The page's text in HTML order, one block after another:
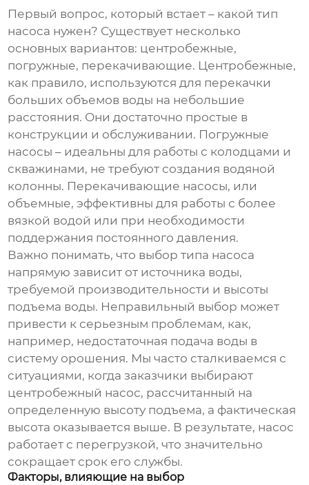
Первый вопрос, который встает – какой тип
насоса нужен? Существует несколько
основных вариантов: центробежные,
погружные, перекачивающие. Центробежные,
как правило, используются для перекачки
больших объемов воды на небольшие
расстояния. Они достаточно простые в
конструкции и обслуживании. Погружные
насосы – идеальны для работы с колодцами и
скважинами, не требуют создания водяной
колонны. Перекачивающие насосы, или
объемные, эффективны для работы с более
вязкой водой или при необходимости
поддержания постоянного давления.
Важно понимать, что выбор типа насоса
напрямую зависит от источника воды,
требуемой производительности и высоты
подъема воды. Неправильный выбор может
привести к серьезным проблемам, как,
например, недостаточная подача воды в
систему орошения. Мы часто сталкиваемся с
ситуациями, когда заказчики выбирают
центробежный насос, рассчитанный на
определенную высоту подъема, а фактическая
высота оказывается выше. В результате, насос
работает с перегрузкой, что значительно
сокращает срок его службы.
Факторы, влияющие на выбор